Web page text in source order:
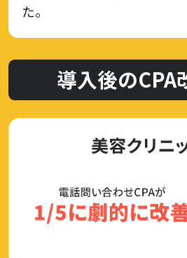
た。
導入後のCPA